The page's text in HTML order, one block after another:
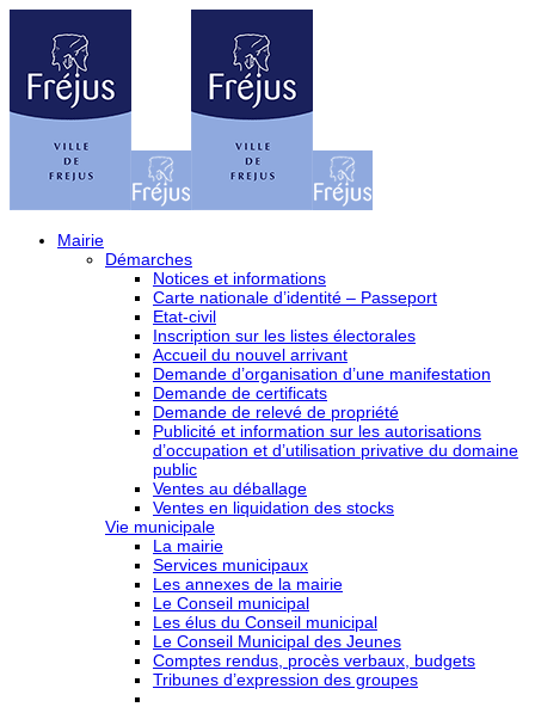
Mairie
Démarches
Notices et informations
Carte nationale d’identité – Passeport
Etat-civil
Inscription sur les listes électorales
Accueil du nouvel arrivant
Demande d’organisation d’une manifestation
Demande de certificats
Demande de relevé de propriété
Publicité et information sur les autorisations
d’occupation et d’utilisation privative du domaine
public
Ventes au déballage
Ventes en liquidation des stocks
Vie municipale
La mairie
Services municipaux
Les annexes de la mairie
Le Conseil municipal
Les élus du Conseil municipal
Le Conseil Municipal des Jeunes
Comptes rendus, procès verbaux, budgets
Tribunes d’expression des groupes